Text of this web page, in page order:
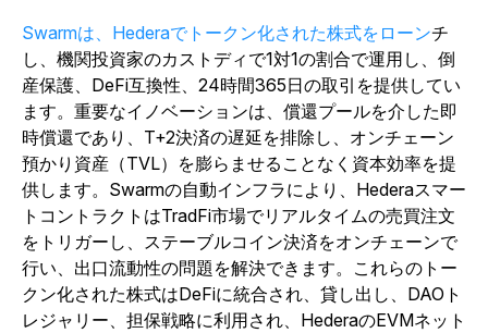
Swarmは、Hederaでトークン化された株式をローンチ
し、機関投資家のカストディで1対1の割合で運用し、倒
産保護、DeFi互換性、24時間365日の取引を提供してい
ます。重要なイノベーションは、償還プールを介した即
時償還であり、T+2決済の遅延を排除し、オンチェーン
預かり資産（TVL）を膨らませることなく資本効率を提
供します。Swarmの自動インフラにより、Hederaスマー
トコントラクトはTradFi市場でリアルタイムの売買注文
をトリガーし、ステーブルコイン決済をオンチェーンで
行い、出口流動性の問題を解決できます。これらのトー
クン化された株式はDeFiに統合され、貸し出し、DAOト
レジャリー、担保戦略に利用され、HederaのEVMネット